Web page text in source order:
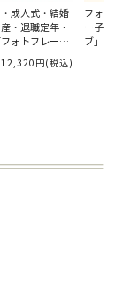
成人式・結婚
・退職定年・
ォトフレーム
ー」お祝い工房
12,320円(税込)
フォト
ー子育
ブ」（1